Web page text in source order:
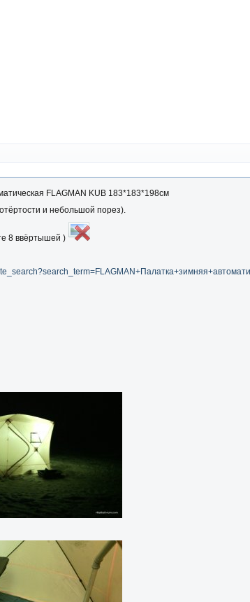
FLAGMAN KUB 183*183*198см
и небольшой порез).
8 ввёртышей )